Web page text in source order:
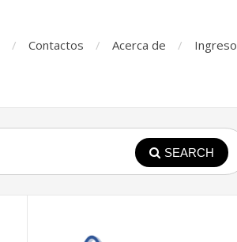
Contactos Acerca de Ingreso
SEARCH